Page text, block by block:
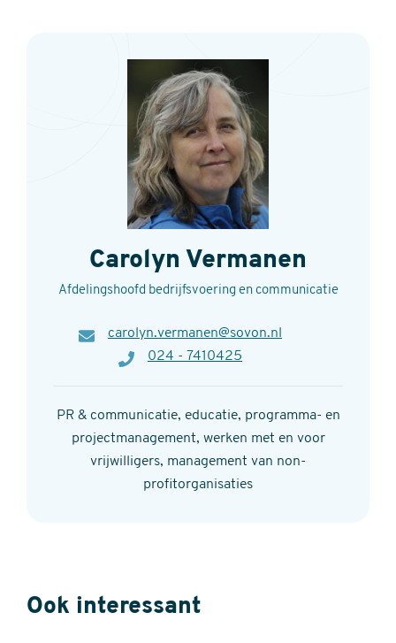
Carolyn Vermanen
Afdelingshoofd bedrijfsvoering en communicatie
E-
carolyn.vermanen@sovon.nl
Telefoon024 - 7410425
PR & communicatie, educatie, programma- en
projectmanagement, werken met en voor
vrijwilligers, management van non-
profitorganisaties
Ook interessant